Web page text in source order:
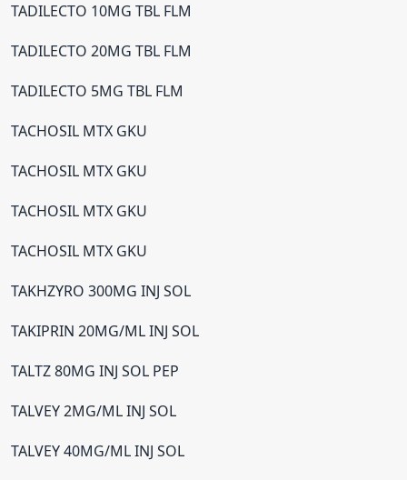
TADILECTO 10MG TBL FLM
TADILECTO 20MG TBL FLM
TADILECTO 5MG TBL FLM
TACHOSIL MTX GKU
TACHOSIL MTX GKU
TACHOSIL MTX GKU
TACHOSIL MTX GKU
TAKHZYRO 300MG INJ SOL
TAKIPRIN 20MG/ML INJ SOL
TALTZ 80MG INJ SOL PEP
TALVEY 2MG/ML INJ SOL
TALVEY 40MG/ML INJ SOL